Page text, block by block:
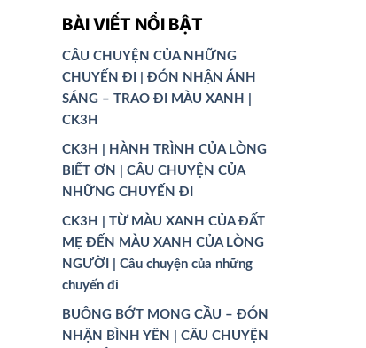
BÀI VIẾT NỔI BẬT
CÂU CHUYỆN CỦA NHỮNG
CHUYẾN ĐI | ĐÓN NHẬN ÁNH
SÁNG – TRAO ĐI MÀU XANH |
CK3H
CK3H | HÀNH TRÌNH CỦA LÒNG
BIẾT ƠN | CÂU CHUYỆN CỦA
NHỮNG CHUYẾN ĐI
CK3H | TỪ MÀU XANH CỦA ĐẤT
MẸ ĐẾN MÀU XANH CỦA LÒNG
NGƯỜI | Câu chuyện của những
chuyến đi
BUÔNG BỚT MONG CẦU – ĐÓN
NHẬN BÌNH YÊN | CÂU CHUYỆN